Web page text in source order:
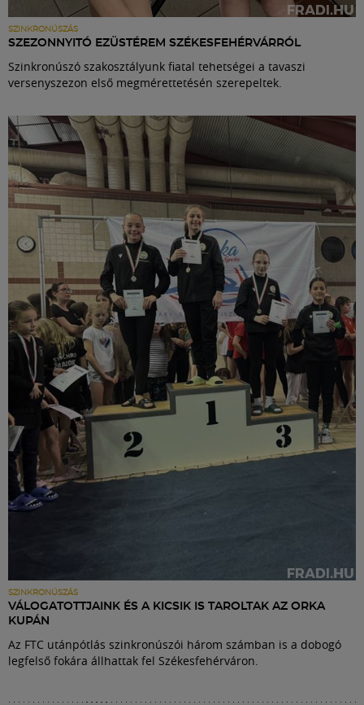
SZINKRONÚSZÁS
SZEZONNYITÓ EZÜSTÉREM SZÉKESFEHÉRVÁRRÓL
Szinkronúszó szakosztályunk fiatal tehetségei a tavaszi
versenyszezon első megmérettetésén szerepeltek.
SZINKRONÚSZÁS
VÁLOGATOTTJAINK ÉS A KICSIK IS TAROLTAK AZ ORKA
KUPÁN
Az FTC utánpótlás szinkronúszói három számban is a dobogó
legfelső fokára állhattak fel Székesfehérváron.